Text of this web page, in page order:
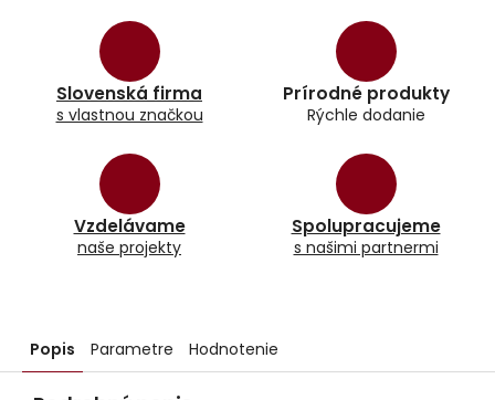
Slovenská firma
s vlastnou značkou
Prírodné produkty
Rýchle dodanie
Vzdelávame
naše projekty
Spolupracujeme
s našimi partnermi
Popis Parametre Hodnotenie